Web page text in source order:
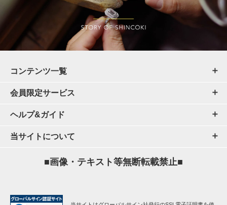
コンテンツ一覧
会員限定サービス
ヘルプ&ガイド
当サイトについて
■画像・テキスト等無断転載禁止■